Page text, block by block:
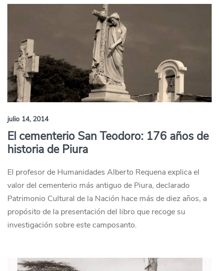
julio 14, 2014
El cementerio San Teodoro: 176 años de
historia de Piura
El profesor de Humanidades Alberto Requena explica el
valor del cementerio más antiguo de Piura, declarado
Patrimonio Cultural de la Nación hace más de diez años, a
propósito de la presentación del libro que recoge su
investigación sobre este camposanto.